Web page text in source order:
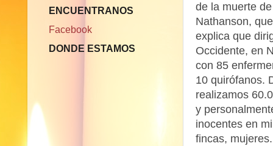
de la muerte
Nathanson,
explica que
Occidente, en
con 85
10 quirófanos.
realizamos
y
inocentes en
fincas,
ENCUENTRANOS
Facebook
DONDE ESTAMOS